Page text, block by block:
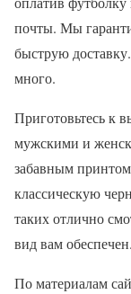
почты. Мы
быструю
много.
Приготовьтесь к
мужскими и
забавным
классическую
таких отлично
вид вам обеспечен.
По материалам